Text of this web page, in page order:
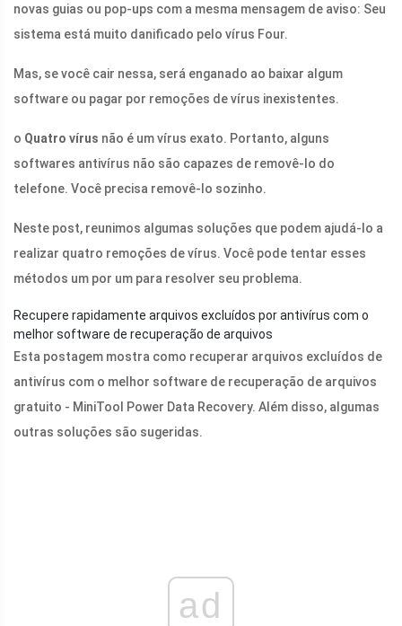
novas guias ou pop-ups com a mesma mensagem de aviso: Seu
sistema está muito danificado pelo vírus Four.
Mas, se você cair nessa, será enganado ao baixar algum
software ou pagar por remoções de vírus inexistentes.
o Quatro vírus não é um vírus exato. Portanto, alguns
softwares antivírus não são capazes de removê-lo do
telefone. Você precisa removê-lo sozinho.
Neste post, reunimos algumas soluções que podem ajudá-lo a
realizar quatro remoções de vírus. Você pode tentar esses
métodos um por um para resolver seu problema.
Recupere rapidamente arquivos excluídos por antivírus com o
melhor software de recuperação de arquivos
Esta postagem mostra como recuperar arquivos excluídos de
antivírus com o melhor software de recuperação de arquivos
gratuito - MiniTool Power Data Recovery. Além disso, algumas
outras soluções são sugeridas.
ad